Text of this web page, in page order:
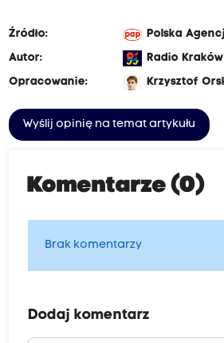
Źródło:
Polska
Autor:
Radio Kraków
Opracowanie:
Krzysztof
Wyślij opinię na temat artykułu
Komentarze (0)
Brak komentarzy
Dodaj komentarz